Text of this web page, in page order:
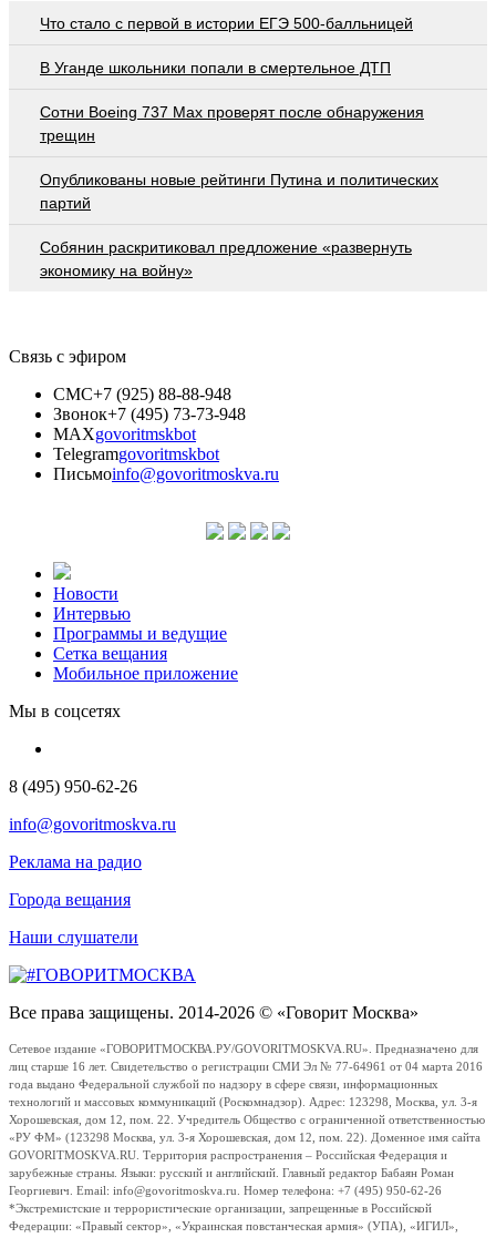
Что стало с первой в истории ЕГЭ 500-балльницей
В Уганде школьники попали в смертельное ДТП
Сотни Boeing 737 Max проверят после обнаружения
трещин
Опубликованы новые рейтинги Путина и политических
партий
Собянин раскритиковал предложение «развернуть
экономику на войну»
Связь с эфиром
СМС+7 (925) 88-88-948
Звонок+7 (495) 73-73-948
MAXgovoritmskbot
Telegramgovoritmskbot
Письмоinfo@govoritmoskva.ru
Новости
Интервью
Программы и ведущие
Сетка вещания
Мобильное приложение
Мы в соцсетях
8 (495) 950-62-26
info@govoritmoskva.ru
Реклама на радио
Города вещания
Наши слушатели
Все права защищены. 2014-2026 © «Говорит Москва»
Сетевое издание «ГОВОРИТМОСКВА.РУ/GOVORITMOSKVA.RU». Предназначено для
лиц старше 16 лет. Свидетельство о регистрации СМИ Эл № 77-64961 от 04 марта 2016
года выдано Федеральной службой по надзору в сфере связи, информационных
технологий и массовых коммуникаций (Роскомнадзор). Адрес: 123298, Москва, ул. 3-я
Хорошевская, дом 12, пом. 22. Учредитель Общество с ограниченной ответственностью
«РУ ФМ» (123298 Москва, ул. 3-я Хорошевская, дом 12, пом. 22). Доменное имя сайта
GOVORITMOSKVA.RU. Территория распространения – Российская Федерация и
зарубежные страны. Языки: русский и английский. Главный редактор Бабаян Роман
Георгиевич. Email: info@govoritmoskva.ru. Номер телефона: +7 (495) 950-62-26
*Экстремистские и террористические организации, запрещенные в Российской
Федерации: «Правый сектор», «Украинская повстанческая армия» (УПА), «ИГИЛ»,